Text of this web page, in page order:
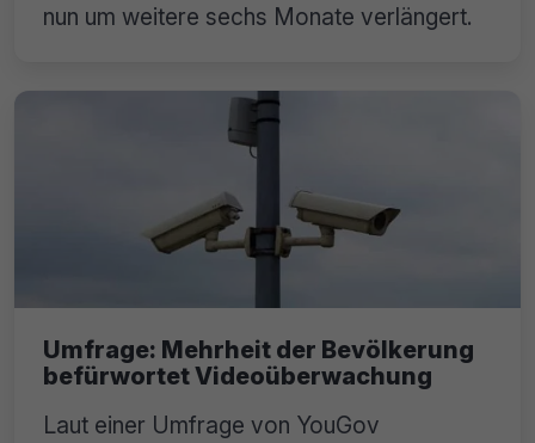
nun um weitere sechs Monate verlängert.
Umfrage: Mehrheit der Bevölkerung
befürwortet Videoüberwachung
Laut einer Umfrage von YouGov